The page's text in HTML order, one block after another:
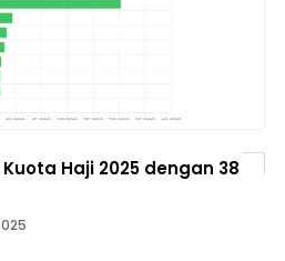
Haji 2025 dengan 38